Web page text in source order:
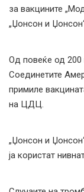
за вакцините
„Џонсон и
Од повеќе од 200
Соединетите
примиле
на ЦДЦ.
„Џонсон и
ја користат